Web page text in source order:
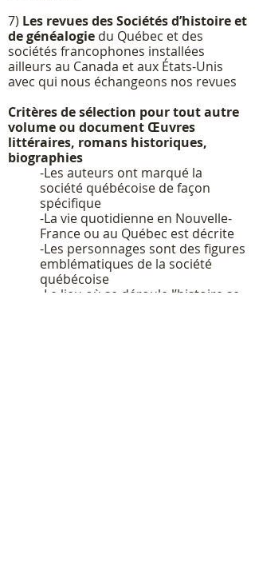
7) Les revues des Sociétés d’histoire et
de généalogie du Québec et des
sociétés francophones installées
ailleurs au Canada et aux États-Unis
avec qui nous échangeons nos revues
Critères de sélection pour tout autre
volume ou document Œuvres
littéraires, romans historiques,
biographies
-Les auteurs ont marqué la
société québécoise de façon
spécifique
-La vie quotidienne en Nouvelle-
France ou au Québec est décrite
-Les personnages sont des figures
emblématiques de la société
québécoise
-Le lieu où se déroule l’histoire se